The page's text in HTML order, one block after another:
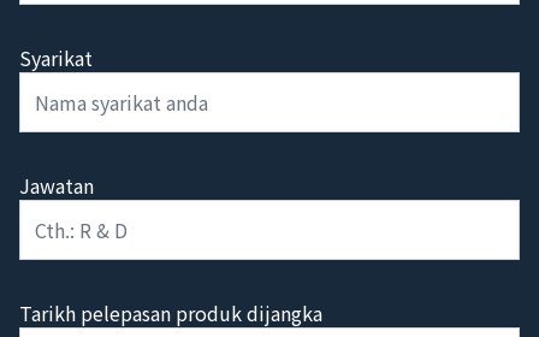
Syarikat
Jawatan